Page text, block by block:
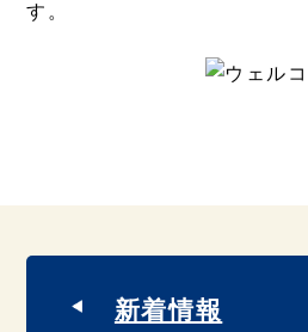
す。
新着情報